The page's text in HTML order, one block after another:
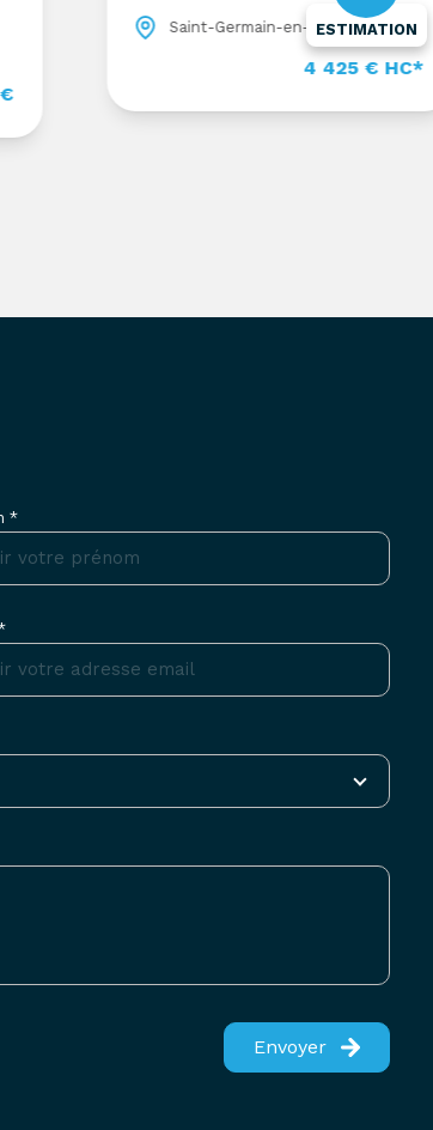
Saint-Germain-en-Laye (78100)
4 425 € HC*
ESTIMATION
*
Envoyer